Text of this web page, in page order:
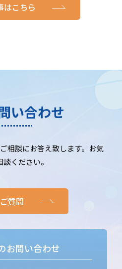
はこちら
い合わせ
相談にお答え致します。お気
ください。
質問
お問い合わせ